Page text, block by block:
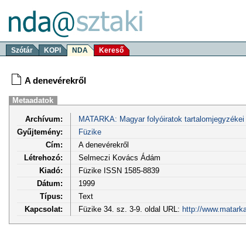
Szótár KOPI NDA Kereső
A denevérekről
Metaadatok
Archívum:
MATARKA: Magyar folyóiratok tartalomjegyzékei
Gyűjtemény:
Füzike
Cím:
A denevérekről
Létrehozó:
Selmeczi Kovács Ádám
Kiadó:
Füzike ISSN 1585-8839
Dátum:
1999
Típus:
Text
Kapcsolat:
Füzike 34. sz. 3-9. oldal URL: http://